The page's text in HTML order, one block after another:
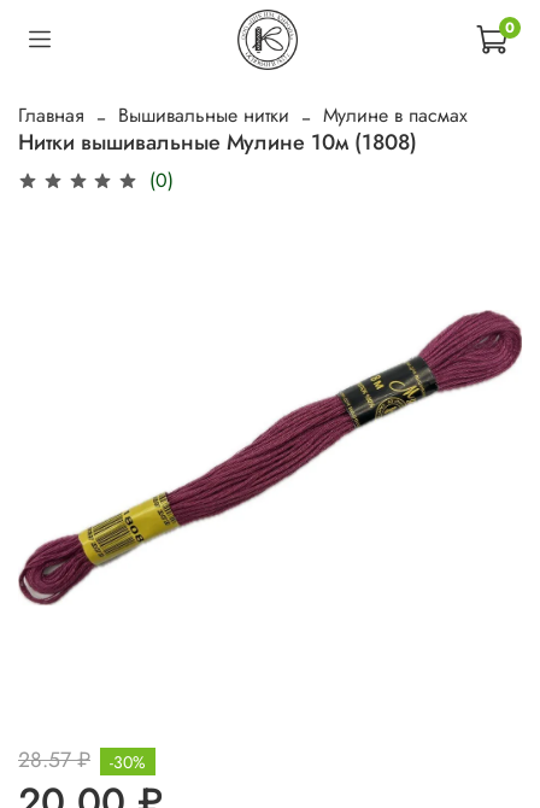
0
Главная Вышивальные нитки Мулине в пасмах
Нитки вышивальные Мулине 10м (1808)
(0)
28.57 ₽ -30%